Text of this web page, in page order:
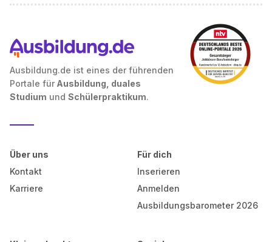
Ausbildung.de ist eines der führenden
Portale für Ausbildung, duales
Studium und Schülerpraktikum.
Über uns
Kontakt
Karriere
Für dich
Inserieren
Anmelden
Ausbildungsbarometer 2026